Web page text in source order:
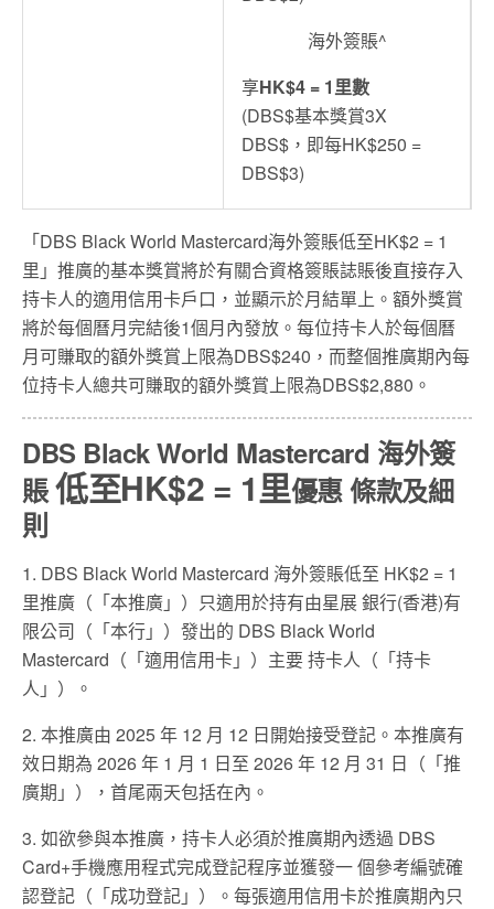
海外簽賬^
享HK$4 = 1里數
(DBS$基本獎賞3X
DBS$，即每HK$250 =
DBS$3)
「DBS Black World Mastercard海外簽賬低至HK$2 = 1
里」推廣的基本獎賞將於有關合資格簽賬誌賬後直接存入
持卡人的適用信用卡戶口，並顯示於月結單上。額外獎賞
將於每個曆月完結後1個月內發放。每位持卡人於每個曆
月可賺取的額外獎賞上限為DBS$240，而整個推廣期內每
位持卡人總共可賺取的額外獎賞上限為DBS$2,880。
DBS Black World Mastercard 海外簽
賬低至HK$2 = 1里優惠 條款及細
則
1. DBS Black World Mastercard 海外簽賬低至 HK$2 = 1
里推廣（「本推廣」）只適用於持有由星展 銀行(香港)有
限公司（「本行」）發出的 DBS Black World
Mastercard（「適用信用卡」）主要 持卡人（「持卡
人」）。
2. 本推廣由 2025 年 12 月 12 日開始接受登記。本推廣有
效日期為 2026 年 1 月 1 日至 2026 年 12 月 31 日（「推
廣期」），首尾兩天包括在內。
3. 如欲參與本推廣，持卡人必須於推廣期內透過 DBS
Card+手機應用程式完成登記程序並獲發一 個參考編號確
認登記（「成功登記」）。每張適用信用卡於推廣期內只